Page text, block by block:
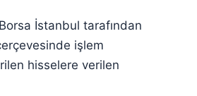
İstanbul tarafından
işlem
hisselere verilen